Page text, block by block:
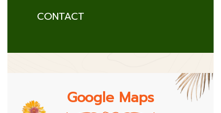
CONTACT
Google Maps